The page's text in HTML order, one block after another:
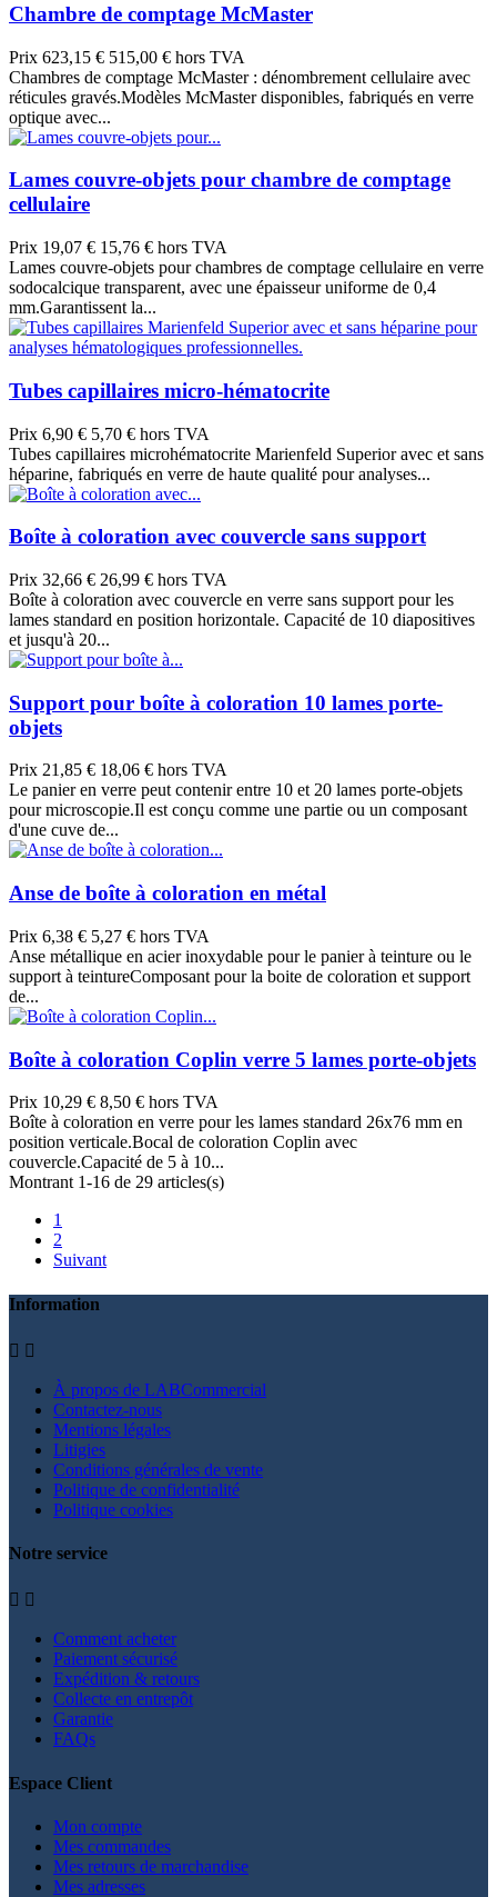
Chambre de comptage McMaster
Prix 623,15 € 515,00 € hors TVA
Chambres de comptage McMaster : dénombrement cellulaire avec
réticules gravés.Modèles McMaster disponibles, fabriqués en verre
optique avec...
Lames couvre-objets pour chambre de comptage
cellulaire
Prix 19,07 € 15,76 € hors TVA
Lames couvre-objets pour chambres de comptage cellulaire en verre
sodocalcique transparent, avec une épaisseur uniforme de 0,4
mm.Garantissent la...
Tubes capillaires micro-hématocrite
Prix 6,90 € 5,70 € hors TVA
Tubes capillaires microhématocrite Marienfeld Superior avec et sans
héparine, fabriqués en verre de haute qualité pour analyses...
Boîte à coloration avec couvercle sans support
Prix 32,66 € 26,99 € hors TVA
Boîte à coloration avec couvercle en verre sans support pour les
lames standard en position horizontale. Capacité de 10 diapositives
et jusqu'à 20...
Support pour boîte à coloration 10 lames porte-
objets
Prix 21,85 € 18,06 € hors TVA
Le panier en verre peut contenir entre 10 et 20 lames porte-objets
pour microscopie.Il est conçu comme une partie ou un composant
d'une cuve de...
Anse de boîte à coloration en métal
Prix 6,38 € 5,27 € hors TVA
Anse métallique en acier inoxydable pour le panier à teinture ou le
support à teintureComposant pour la boite de coloration et support
de...
Boîte à coloration Coplin verre 5 lames porte-objets
Prix 10,29 € 8,50 € hors TVA
Boîte à coloration en verre pour les lames standard 26x76 mm en
position verticale.Bocal de coloration Coplin avec
couvercle.Capacité de 5 à 10...
Montrant 1-16 de 29 articles(s)
1
2
Suivant
Information
 
À propos de LABCommercial
Contactez-nous
Mentions légales
Litigies
Conditions générales de vente
Politique de confidentialité
Politique cookies
Notre service
 
Comment acheter
Paiement sécurisé
Expédition & retours
Collecte en entrepôt
Garantie
FAQs
Espace Client
Mon compte
Mes commandes
Mes retours de marchandise
Mes adresses